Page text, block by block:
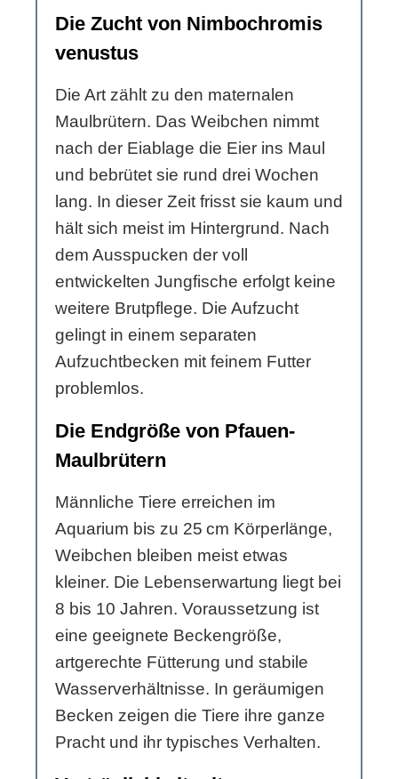
Die Zucht von Nimbochromis
venustus
Die Art zählt zu den maternalen
Maulbrütern. Das Weibchen nimmt
nach der Eiablage die Eier ins Maul
und bebrütet sie rund drei Wochen
lang. In dieser Zeit frisst sie kaum und
hält sich meist im Hintergrund. Nach
dem Ausspucken der voll
entwickelten Jungfische erfolgt keine
weitere Brutpflege. Die Aufzucht
gelingt in einem separaten
Aufzuchtbecken mit feinem Futter
problemlos.
Die Endgröße von Pfauen-
Maulbrütern
Männliche Tiere erreichen im
Aquarium bis zu 25 cm Körperlänge,
Weibchen bleiben meist etwas
kleiner. Die Lebenserwartung liegt bei
8 bis 10 Jahren. Voraussetzung ist
eine geeignete Beckengröße,
artgerechte Fütterung und stabile
Wasserverhältnisse. In geräumigen
Becken zeigen die Tiere ihre ganze
Pracht und ihr typisches Verhalten.